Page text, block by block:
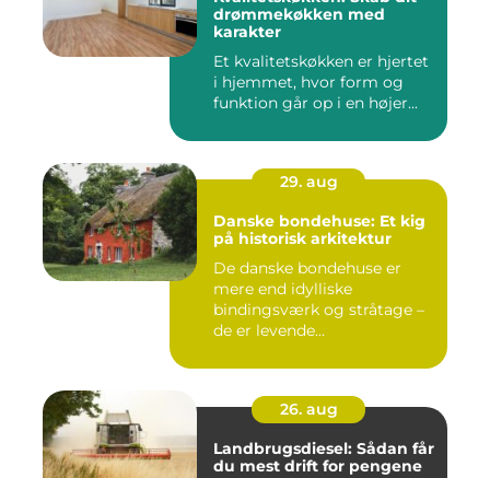
drømmekøkken med
karakter
Et kvalitetskøkken er hjertet
i hjemmet, hvor form og
funktion går op i en højer...
29. aug
Danske bondehuse: Et kig
på historisk arkitektur
De danske bondehuse er
mere end idylliske
bindingsværk og stråtage –
de er levende...
26. aug
Landbrugsdiesel: Sådan får
du mest drift for pengene